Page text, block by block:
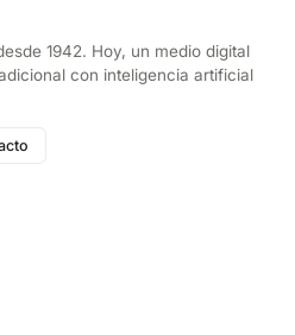
1942. Hoy, un medio digital
con inteligencia artificial